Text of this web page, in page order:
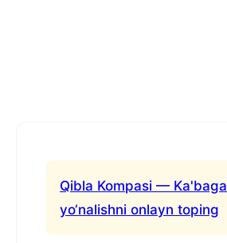
Qibla Kompasi — Ka'baga
yo‘nalishni onlayn toping